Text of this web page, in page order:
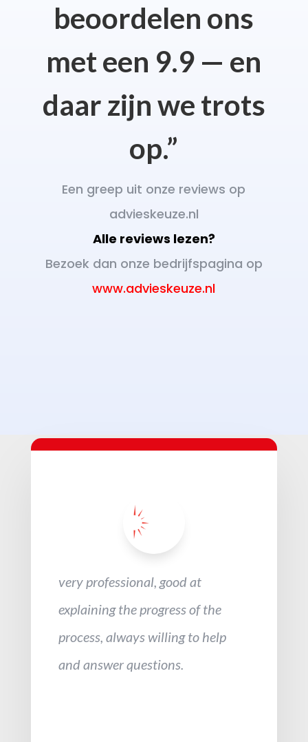
beoordelen ons
met een 9.9 — en
daar zijn we trots
op.”
Een greep uit onze reviews op
advieskeuze.nl
Alle reviews lezen?
Bezoek dan onze bedrijfspagina op
www.advieskeuze.nl
very professional, good at
explaining the progress of the
process, always willing to help
and answer questions.